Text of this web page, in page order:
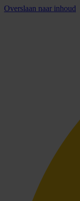
Overslaan naar inhoud